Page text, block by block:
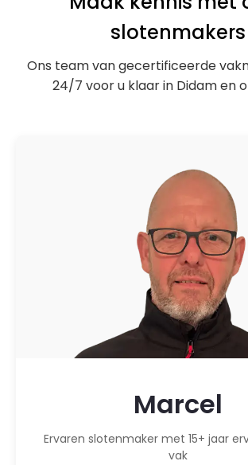
slotenmakers
Ons team van gecertificeerde
24/7 voor u klaar in Didam en
Marcel
Ervaren slotenmaker met 15+ jaar
vak